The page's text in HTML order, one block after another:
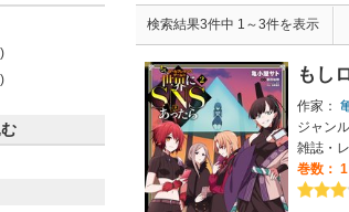
検索結果3件中 1～3件を表示
もし
作家：
ジャンル
雑誌・
巻数：